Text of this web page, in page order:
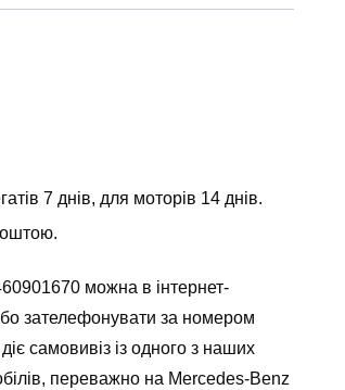
7 днів, для моторів 14 днів.
можна в інтернет-
зателефонувати за номером
самовивіз із одного з наших
переважно на Mercedes-Benz